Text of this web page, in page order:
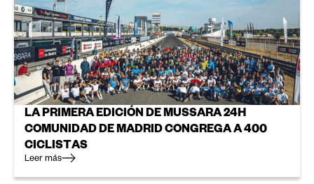
LA PRIMERA EDICIÓN DE MUSSARA 24H
COMUNIDAD DE MADRID CONGREGA A 400
CICLISTAS
Leer más